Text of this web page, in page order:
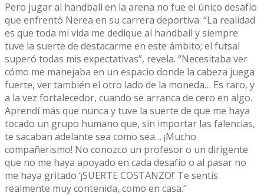
Pero jugar al handball en la arena no fue el único desafío
que enfrentó Nerea en su carrera deportiva: “La realidad
es que toda mi vida me dedique al handball y siempre
tuve la suerte de destacarme en este ámbito; el futsal
superó todas mis expectativas”, revela. “Necesitaba ver
cómo me manejaba en un espacio donde la cabeza juega
fuerte, ver también el otro lado de la moneda… Es raro, y
a la vez fortalecedor, cuando se arranca de cero en algo.
Aprendí más que nunca y tuve la suerte de que me haya
tocado un grupo humano que, sin importar las falencias,
te sacaban adelante sea como sea… ¡Mucho
compañerismo! No conozco un profesor o un dirigente
que no me haya apoyado en cada desafío o al pasar no
me haya gritado ‘¡SUERTE COSTANZO!’ Te sentís
realmente muy contenida, como en casa.”